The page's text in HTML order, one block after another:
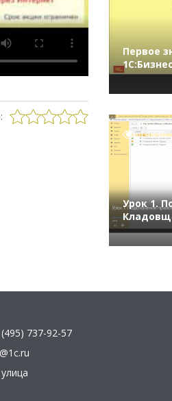
Первое
14330
Урок 1.
737-92-57
улица